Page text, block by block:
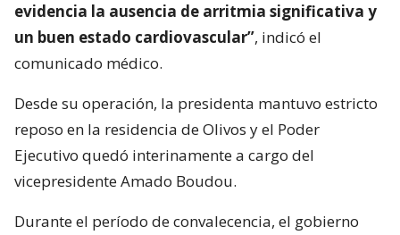
evidencia la ausencia de arritmia significativa y
un buen estado cardiovascular”, indicó el
comunicado médico.
Desde su operación, la presidenta mantuvo estricto
reposo en la residencia de Olivos y el Poder
Ejecutivo quedó interinamente a cargo del
vicepresidente Amado Boudou.
Durante el período de convalecencia, el gobierno